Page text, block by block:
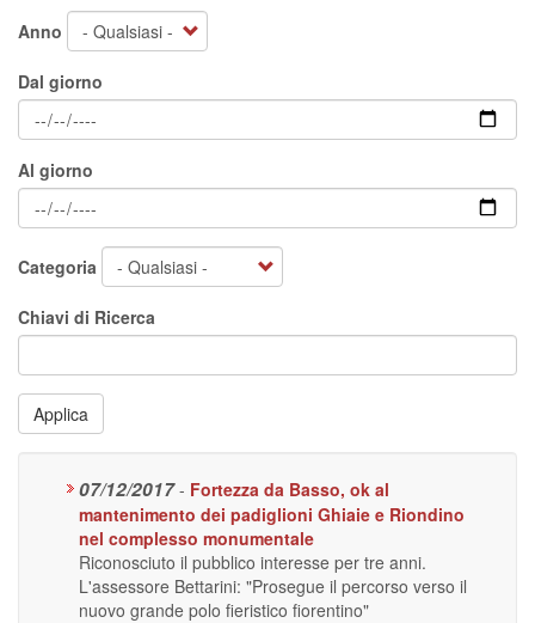
Anno
Dal giorno
Al giorno
Categoria
Chiavi di Ricerca
Applica
07/12/2017 - Fortezza da Basso, ok al
mantenimento dei padiglioni Ghiaie e Riondino
nel complesso monumentale
Riconosciuto il pubblico interesse per tre anni.
L'assessore Bettarini: "Prosegue il percorso verso il
nuovo grande polo fieristico fiorentino"